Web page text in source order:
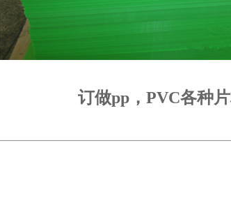
订做pp，PVC各种